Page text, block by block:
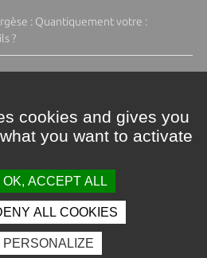
: Quantiquement votre :
?
presse Photothèque
cookies and gives you
you want to activate
OK, ACCEPT ALL
ALL COOKIES
PERSONALIZE